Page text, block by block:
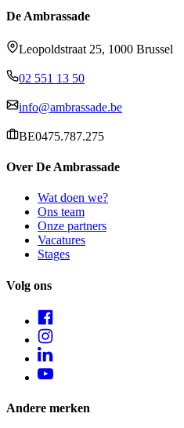
De Ambrassade
Leopoldstraat 25, 1000 Brussel
02 551 13 50
info@ambrassade.be
BE0475.787.275
Over De Ambrassade
Wat doen we?
Ons team
Onze partners
Vacatures
Stages
Volg ons
Andere merken